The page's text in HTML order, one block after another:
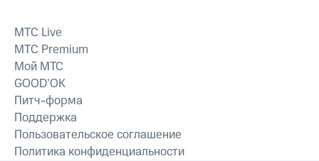
MTС Live
MTС Premium
Мой МТС
GOOD’OK
Питч-форма
Поддержка
Пользовательское соглашение
Политика конфиденциальности